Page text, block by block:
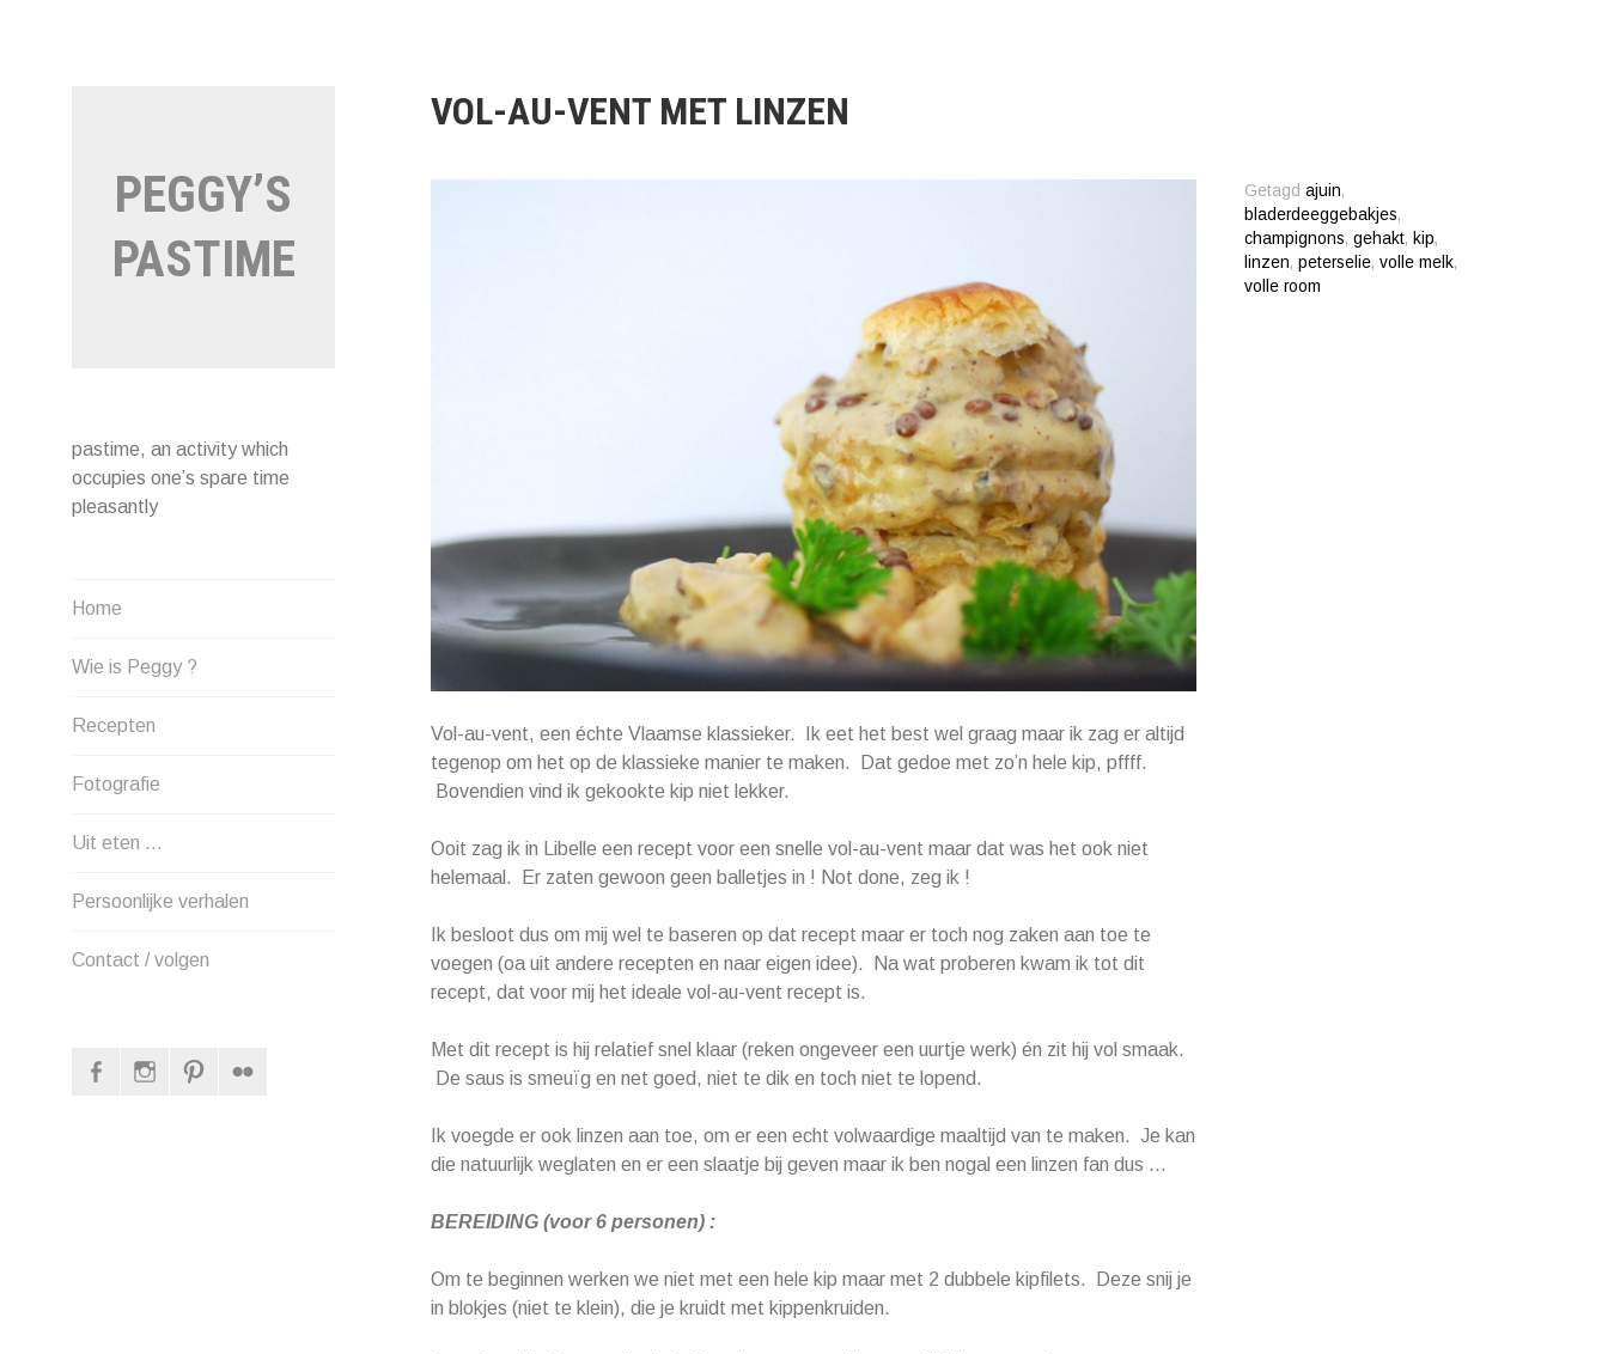
PEGGY’S
PASTIME
pastime, an activity which
occupies one’s spare time
pleasantly
Home
Wie is Peggy ?
Recepten
Fotografie
Uit eten …
Persoonlijke verhalen
Contact / volgen
FacebookInstagram
VOL-AU-VENT MET LINZEN
Vol-au-vent, een échte Vlaamse klassieker. Ik eet het best wel graag maar ik zag er altijd
tegenop om het op de klassieke manier te maken. Dat gedoe met zo’n hele kip, pffff.
Bovendien vind ik gekookte kip niet lekker.
Ooit zag ik in Libelle een recept voor een snelle vol-au-vent maar dat was het ook niet
helemaal. Er zaten gewoon geen balletjes in ! Not done, zeg ik !
Ik besloot dus om mij wel te baseren op dat recept maar er toch nog zaken aan toe te
voegen (oa uit andere recepten en naar eigen idee). Na wat proberen kwam ik tot dit
recept, dat voor mij het ideale vol-au-vent recept is.
Met dit recept is hij relatief snel klaar (reken ongeveer een uurtje werk) én zit hij vol smaak.
De saus is smeuïg en net goed, niet te dik en toch niet te lopend.
Ik voegde er ook linzen aan toe, om er een echt volwaardige maaltijd van te maken. Je kan
die natuurlijk weglaten en er een slaatje bij geven maar ik ben nogal een linzen fan dus …
BEREIDING (voor 6 personen) :
Om te beginnen werken we niet met een hele kip maar met 2 dubbele kipfilets. Deze snij je
in blokjes (niet te klein), die je kruidt met kippenkruiden.
Getagdajuin,
bladerdeeggebakjes,
champignons,gehakt, kip,
linzen,peterselie,volle melk,
volle room